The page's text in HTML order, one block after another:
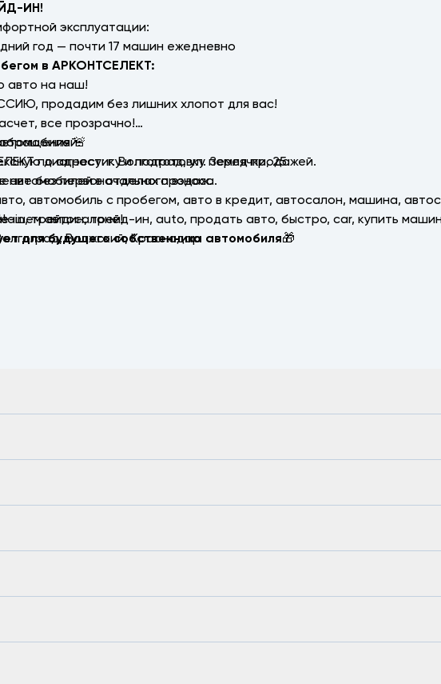
эксплуатации:
автосалоне!
для будущего собственника автомобиля🎁
ИН!
год — почти 17 машин ежедневно
в АРКОНТСЕЛЕКТ:
авто на наш!
продадим без лишних хлопот для вас!
все прозрачно!
диагностику и подготовку перед продажей.
без первоначального взноса.
🚨
по адресу: г. Волгоград, ул. Землячки, 25.
автомобилей в отделах продаж.
автомобиль с пробегом, авто в кредит, автосалон, машина,
in, трейдин, трейд-ин, аutо, продать авто, быстро, саr, купить
Волжский, Краснодар